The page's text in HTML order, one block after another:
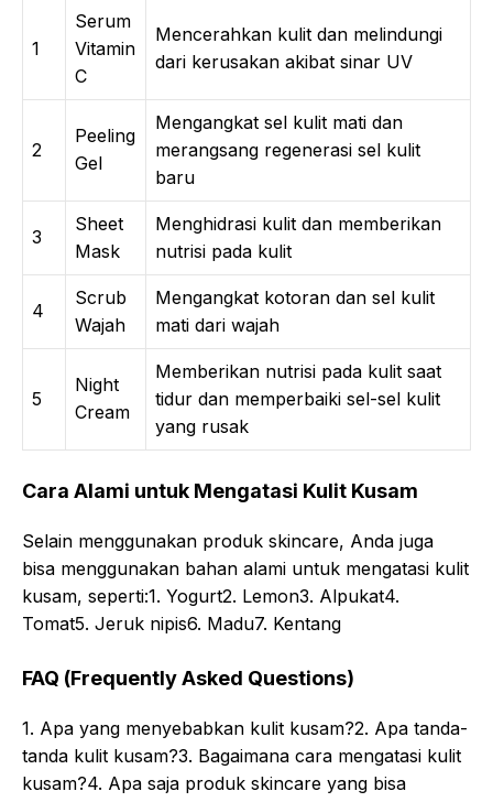
1
Serum
Vitamin
C
Mencerahkan kulit dan melindungi
dari kerusakan akibat sinar UV
2
Peeling
Gel
Mengangkat sel kulit mati dan
merangsang regenerasi sel kulit
baru
3
Sheet
Mask
Menghidrasi kulit dan memberikan
nutrisi pada kulit
4
Scrub
Wajah
Mengangkat kotoran dan sel kulit
mati dari wajah
5
Night
Cream
Memberikan nutrisi pada kulit saat
tidur dan memperbaiki sel-sel kulit
yang rusak
Cara Alami untuk Mengatasi Kulit Kusam
Selain menggunakan produk skincare, Anda juga
bisa menggunakan bahan alami untuk mengatasi kulit
kusam, seperti:1. Yogurt2. Lemon3. Alpukat4.
Tomat5. Jeruk nipis6. Madu7. Kentang
FAQ (Frequently Asked Questions)
1. Apa yang menyebabkan kulit kusam?2. Apa tanda-
tanda kulit kusam?3. Bagaimana cara mengatasi kulit
kusam?4. Apa saja produk skincare yang bisa